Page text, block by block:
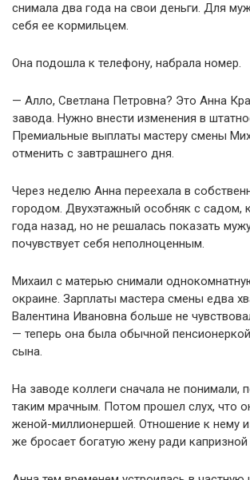
снимала два года на свои деньги. Для
себя ее кормильцем.
Она подошла к телефону, набрала номер.
— Алло, Светлана Петровна? Это Анна
завода. Нужно внести изменения в
Премиальные выплаты мастеру смены
отменить с завтрашнего дня.
Через неделю Анна переехала в
городом. Двухэтажный особняк с садом,
года назад, но не решалась показать
почувствует себя неполноценным.
Михаил с матерью снимали
окраине. Зарплаты мастера смены едва
Валентина Ивановна больше не
— теперь она была обычной
сына.
На заводе коллеги сначала не понимали,
таким мрачным. Потом прошел слух, что
женой-миллионершей. Отношение к нему
же бросает богатую жену ради капризной